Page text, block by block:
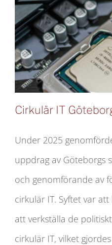
Cirkulär IT
Cirkulär IT
Under 2025
uppdrag av Göteborgs
och genomförande av
cirkulär IT. Syftet var
att verkställa de
cirkulär IT, vilket